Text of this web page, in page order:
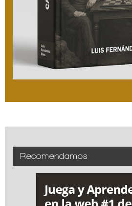
Recomendamos